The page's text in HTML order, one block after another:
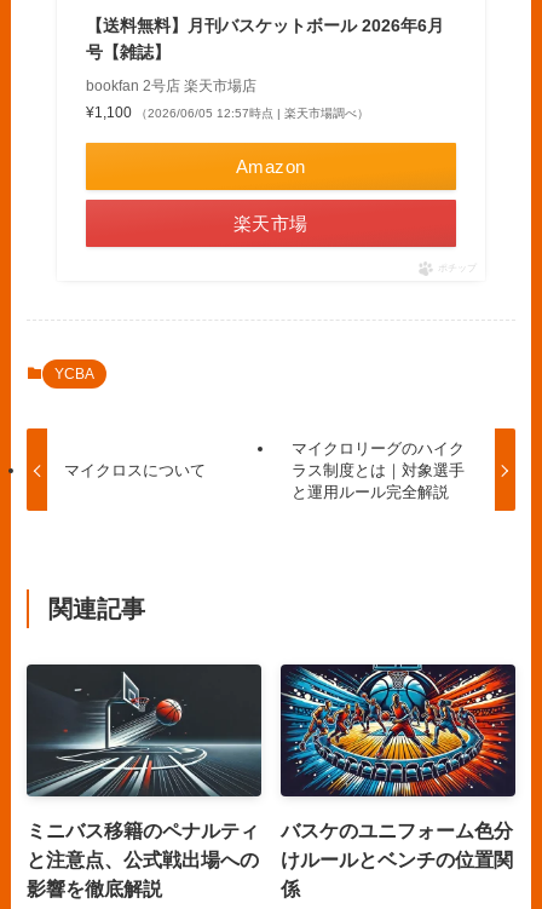
【送料無料】月刊バスケットボール 2026年6月
号【雑誌】
bookfan 2号店 楽天市場店
¥1,100
（2026/06/05 12:57時点 | 楽天市場調べ）
Amazon
楽天市場
ポチップ
YCBA
マイクロスについて
マイクロリーグのハイク
ラス制度とは｜対象選手
と運用ルール完全解説
関連記事
ミニバス移籍のペナルティ
と注意点、公式戦出場への
影響を徹底解説
バスケのユニフォーム色分
けルールとベンチの位置関
係